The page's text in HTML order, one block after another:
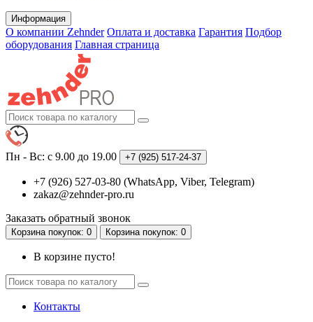
Информация
О компании Zehnder Оплата и доставка Гарантия Подбор
оборудования Главная страница
Пн - Вс: с 9.00 до 19.00 +7 (925) 517-24-37
+7 (926) 527-03-80 (WhatsApp, Viber, Telegram)
zakaz@zehnder-pro.ru
Заказать обратный звонок
Корзинапокупок: 0 Корзинапокупок: 0
В корзине пусто!
Контакты